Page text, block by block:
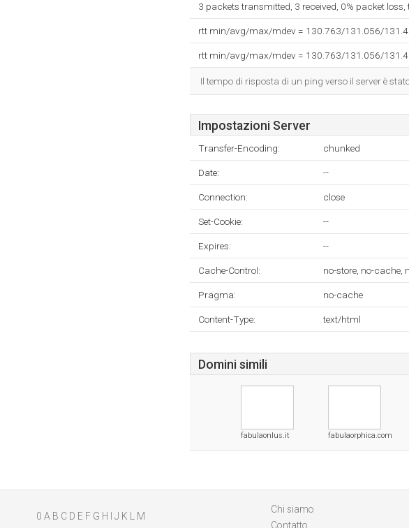
3 packets transmitted, 3 received, 0% packet
rtt min/avg/max/mdev = 130.763/131.056/
rtt min/avg/max/mdev = 130.763/131.056/
Il tempo di risposta di un ping verso il server è
Impostazioni Server
Transfer-Encoding: chunked
Date: --
Connection: close
Set-Cookie: --
Expires: --
Cache-Control: no-store, no-cache,
Pragma: no-cache
Content-Type: text/html
Domini simili
fabulaonlus.it fabulaorphica.com
0 A B C D E F G H J K
M
Chi siamo
Contatto